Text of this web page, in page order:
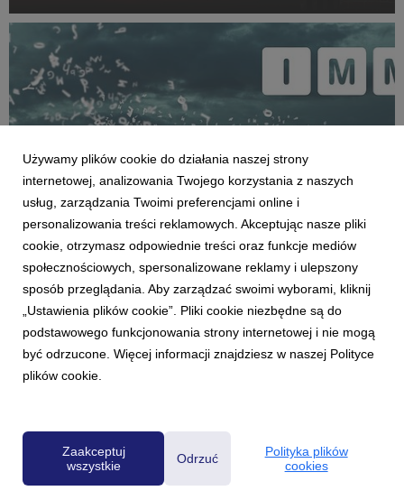
Mediów (IMM) we współpracy z Radiem...
AKTUALNOŚCI
Raport „O tym się mówi”: W styczniu
publikacja „Gazety Wyborczej” z największym
zasięgiem
6 marca 2025
Materiał o wykorzystywaniu przez Karola Nawrockiego
luksusowego apartamentu należącego do Muzeum II Wojny
Światowej niezgodnie z jego przeznaczeniem autorstwa
Używamy plików cookie do działania naszej strony
internetowej, analizowania Twojego korzystania z naszych
usług, zarządzania Twoimi preferencjami online i
personalizowania treści reklamowych. Akceptując nasze pliki
cookie, otrzymasz odpowiednie treści oraz funkcje mediów
społecznościowych, spersonalizowane reklamy i ulepszony
sposób przeglądania. Aby zarządzać swoimi wyborami, kliknij
„Ustawienia plików cookie”. Pliki cookie niezbędne są do
podstawowego funkcjonowania strony internetowej i nie mogą
być odrzucone. Więcej informacji znajdziesz w naszej Polityce
plików cookie.
Zaakceptuj
wszystkie
Odrzuć
Polityka plików
cookies